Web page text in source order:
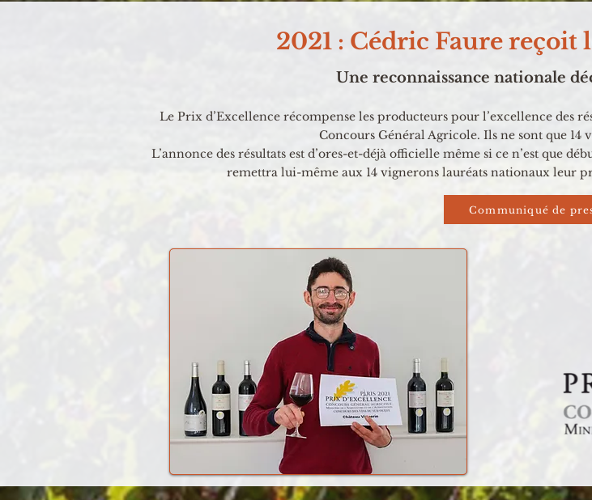
2021 : Cédric Faure reçoit
Une reconnaissance nationale
Le Prix d’Excellence récompense les producteurs pour l’excellence des
Concours Général Agricole. Ils ne sont que 14
L’annonce des résultats est d’ores-et-déjà officielle même si ce n’est que
remettra lui-même aux 14 vignerons lauréats nationaux leur
Communiqué de